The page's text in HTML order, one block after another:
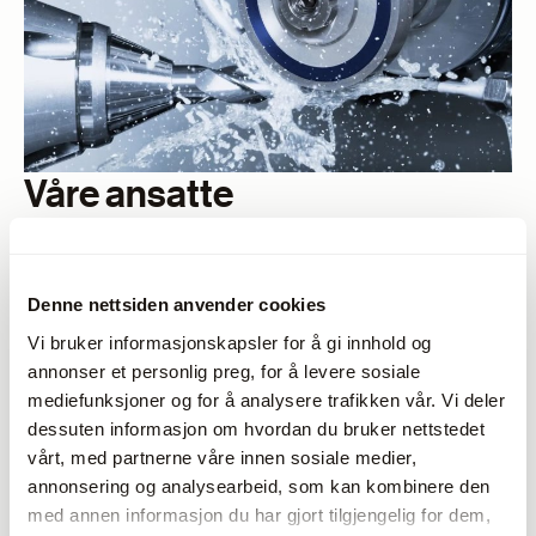
Denne nettsiden anvender cookies
Vi bruker informasjonskapsler for å gi innhold og
annonser et personlig preg, for å levere sosiale
mediefunksjoner og for å analysere trafikken vår. Vi deler
dessuten informasjon om hvordan du bruker nettstedet
vårt, med partnerne våre innen sosiale medier,
annonsering og analysearbeid, som kan kombinere den
med annen informasjon du har gjort tilgjengelig for dem,
Våre ansatte